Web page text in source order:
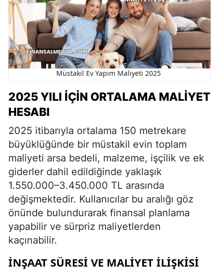
Müstakil Ev Yapım Maliyeti 2025
2025 YILI İÇIN ORTALAMA MALIYET
HESABI
2025 itibarıyla ortalama 150 metrekare
büyüklüğünde bir müstakil evin toplam
maliyeti arsa bedeli, malzeme, işçilik ve ek
giderler dahil edildiğinde yaklaşık
1.550.000–3.450.000 TL arasında
değişmektedir. Kullanıcılar bu aralığı göz
önünde bulundurarak finansal planlama
yapabilir ve sürpriz maliyetlerden
kaçınabilir.
İNŞAAT SÜRESI VE MALIYET İLIŞKISI